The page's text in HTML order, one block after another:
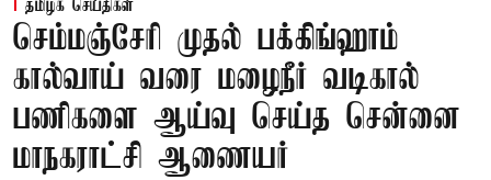
தமிழக செய்திகள்
செம்மஞ்சேரி முதல் பக்கிங்ஹாம்
கால்வாய் வரை மழைநீர் வடிகால்
பணிகளை ஆய்வு செய்த சென்னை
மாநகராட்சி ஆணையர்